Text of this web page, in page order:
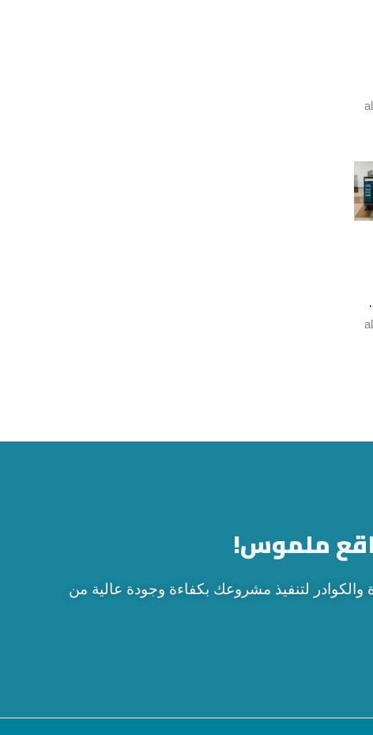
Best
ملموس!
لتنفيذ مشروعك بكفاءة وجودة عالية من